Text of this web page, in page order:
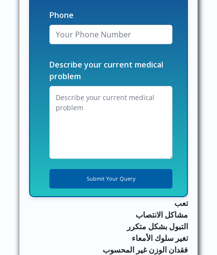
Phone
Describe your current medical
problem
تعب
مشاكل الانتصاب
التبول بشكل متكرر
تغير سلوك الأمعاء
فقدان الوزن غير المحسوب